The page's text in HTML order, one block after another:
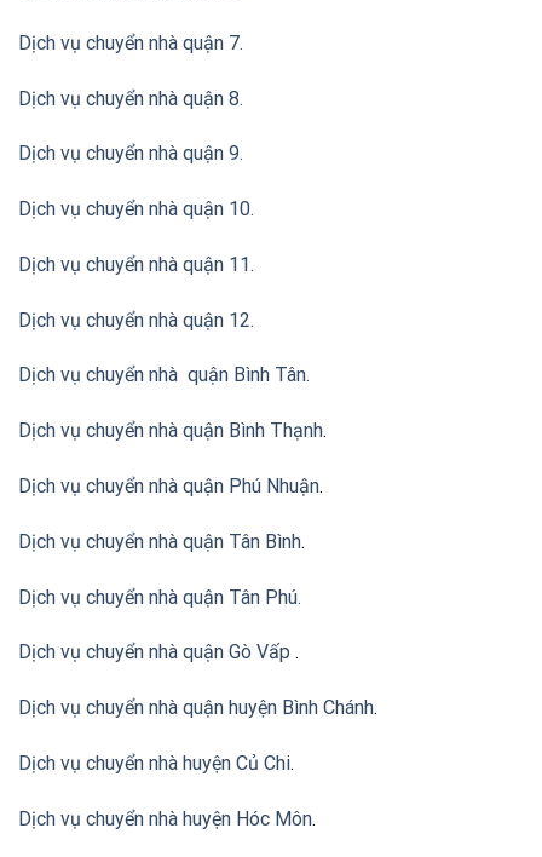
Dịch vụ chuyển nhà quận 7.
Dịch vụ chuyển nhà quận 8.
Dịch vụ chuyển nhà quận 9.
Dịch vụ chuyển nhà quận 10.
Dịch vụ chuyển nhà quận 11.
Dịch vụ chuyển nhà quận 12.
Dịch vụ chuyển nhà quận Bình Tân.
Dịch vụ chuyển nhà quận Bình Thạnh.
Dịch vụ chuyển nhà quận Phú Nhuận.
Dịch vụ chuyển nhà quận Tân Bình.
Dịch vụ chuyển nhà quận Tân Phú.
Dịch vụ chuyển nhà quận Gò Vấp .
Dịch vụ chuyển nhà quận huyện Bình Chánh.
Dịch vụ chuyển nhà huyện Củ Chi.
Dịch vụ chuyển nhà huyện Hóc Môn.